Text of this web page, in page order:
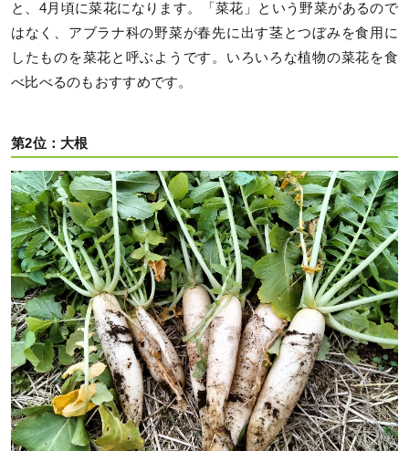
と、4月頃に菜花になります。「菜花」という野菜があるので
はなく、アブラナ科の野菜が春先に出す茎とつぼみを食用に
したものを菜花と呼ぶようです。いろいろな植物の菜花を食
べ比べるのもおすすめです。
第2位：大根